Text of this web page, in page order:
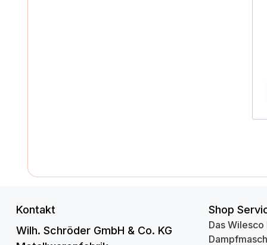
Kontakt
Wilh. Schröder GmbH & Co. KG
Shop
Das